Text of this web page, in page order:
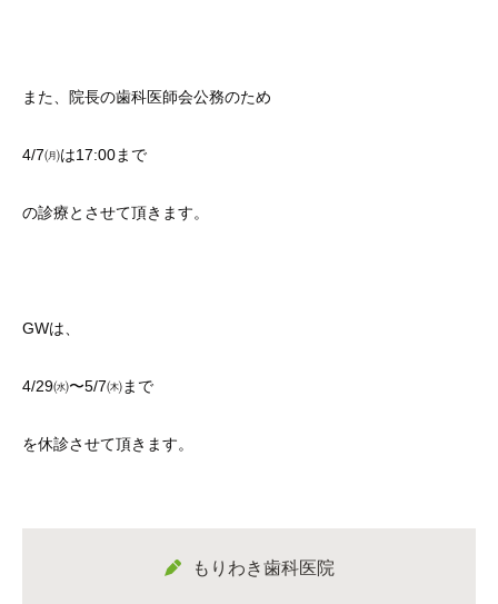
また、院長の歯科医師会公務のため
4/7㈪は17:00まで
の診療とさせて頂きます。
GWは、
4/29㈬〜5/7㈭まで
を休診させて頂きます。
もりわき歯科医院